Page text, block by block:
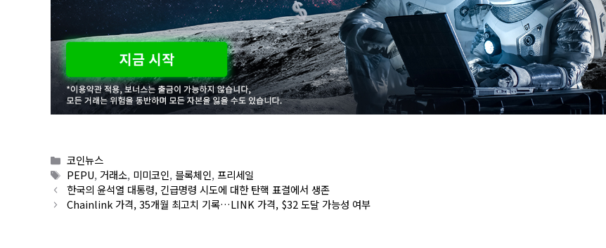
Categories
코인뉴스
Tags
PEPU,거래소, 미미코인, 블록체인, 프리세일
한국의 윤석열 대통령, 긴급명령 시도에 대한 탄핵 표결에서 생존
Chainlink 가격, 35개월 최고치 기록…LINK 가격, $32 도달 가능성 여부